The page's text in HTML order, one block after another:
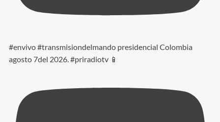
#envivo #transmisiondelmando presidencial Colombia
agosto 7del 2026. #priradiotv 📱